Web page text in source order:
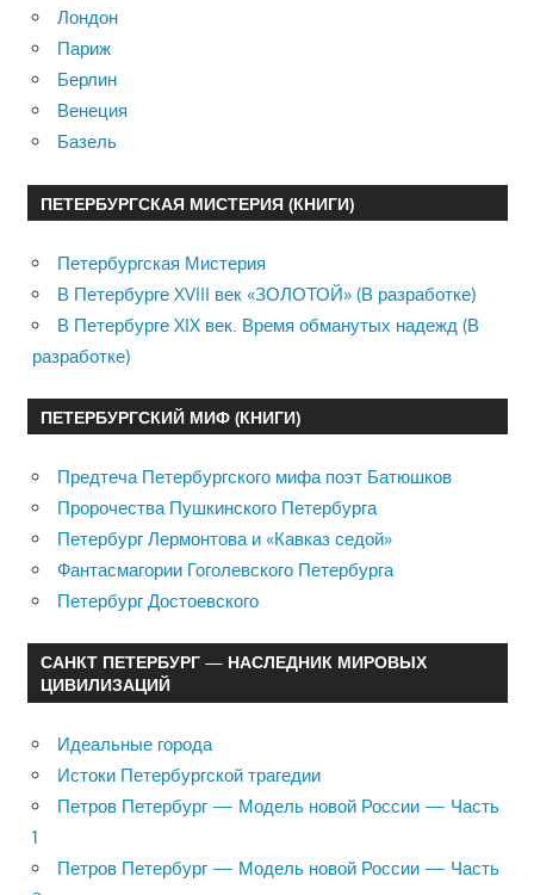
Лондон
Париж
Берлин
Венеция
Базель
ПЕТЕРБУРГСКАЯ МИСТЕРИЯ (КНИГИ)
Петербургская Мистерия
В Петербурге XVIII век «ЗОЛОТОЙ» (В разработке)
В Петербурге XIX век. Время обманутых надежд (В
разработке)
ПЕТЕРБУРГСКИЙ МИФ (КНИГИ)
Предтеча Петербургского мифа поэт Батюшков
Пророчества Пушкинского Петербурга
Петербург Лермонтова и «Кавказ седой»
Фантасмагории Гоголевского Петербурга
Петербург Достоевского
САНКТ ПЕТЕРБУРГ — НАСЛЕДНИК МИРОВЫХ
ЦИВИЛИЗАЦИЙ
Идеальные города
Истоки Петербургской трагедии
Петров Петербург — Модель новой России — Часть
1
Петров Петербург — Модель новой России — Часть